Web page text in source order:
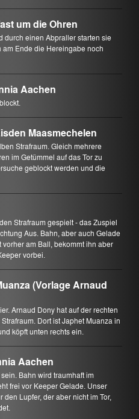
um die Ohren
durch einen Abpraller starten sie
am Ende die Hereingabe noch
Aachen
Maasmechelen
Strafraum. Gleich mehrere
im Getümmel auf das Tor zu
geblockt werden und die
Strafraum gespielt - das Zuspiel
Aus. Bahn, aber auch Gelade
am Ball, bekommt ihn aber
vorbei.
(Vorlage Arnaud
Arnaud Dony hat auf der rechten
Dort ist Japhet Muanza in
köpft unten rechts ein.
Aachen
Bahn wird traumhaft im
frei vor Keeper Gelade. Unser
Lupfer, der aber nicht im Tor,